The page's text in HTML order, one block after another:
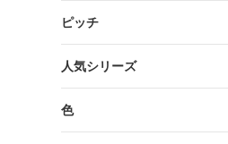
ピッチ
人気シリーズ
色